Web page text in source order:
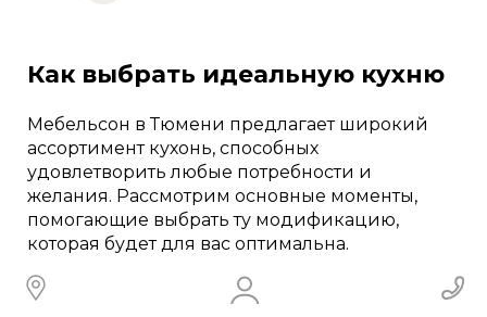
Как выбрать идеальную кухню
Мебельсон в Тюмени предлагает широкий
ассортимент кухонь, способных
удовлетворить любые потребности и
желания. Рассмотрим основные моменты,
помогающие выбрать ту модификацию,
которая будет для вас оптимальна.
Виды кухонь и их подходящее